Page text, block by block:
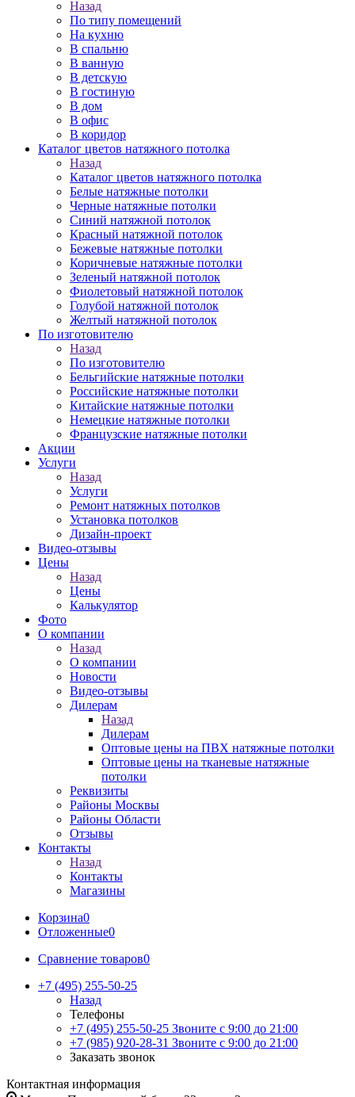
Назад
По типу помещений
На кухню
В спальню
В ванную
В детскую
В гостиную
В дом
В офис
В коридор
Каталог цветов натяжного потолка
Назад
Каталог цветов натяжного потолка
Белые натяжные потолки
Черные натяжные потолки
Синий натяжной потолок
Красный натяжной потолок
Бежевые натяжные потолки
Коричневые натяжные потолки
Зеленый натяжной потолок
Фиолетовый натяжной потолок
Голубой натяжной потолок
Желтый натяжной потолок
По изготовителю
Назад
По изготовителю
Бельгийские натяжные потолки
Российские натяжные потолки
Китайские натяжные потолки
Немецкие натяжные потолки
Французские натяжные потолки
Акции
Услуги
Назад
Услуги
Ремонт натяжных потолков
Установка потолков
Дизайн-проект
Видео-отзывы
Цены
Назад
Цены
Калькулятор
Фото
О компании
Назад
О компании
Новости
Видео-отзывы
Дилерам
Назад
Дилерам
Оптовые цены на ПВХ натяжные потолки
Оптовые цены на тканевые натяжные
потолки
Реквизиты
Районы Москвы
Районы Области
Отзывы
Контакты
Назад
Контакты
Магазины
Корзина0
Отложенные0
Сравнение товаров0
+7 (495) 255-50-25
Назад
Телефоны
+7 (495) 255-50-25 Звоните с 9:00 до 21:00
+7 (985) 920-28-31 Звоните с 9:00 до 21:00
Заказать звонок
Контактная информация